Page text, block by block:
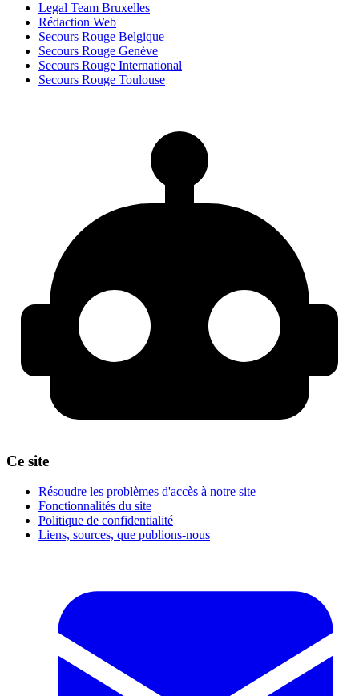
Legal Team Bruxelles
Rédaction Web
Secours Rouge Belgique
Secours Rouge Genève
Secours Rouge International
Secours Rouge Toulouse
Ce site
Résoudre les problèmes d'accès à notre site
Fonctionnalités du site
Politique de confidentialité
Liens, sources, que publions-nous